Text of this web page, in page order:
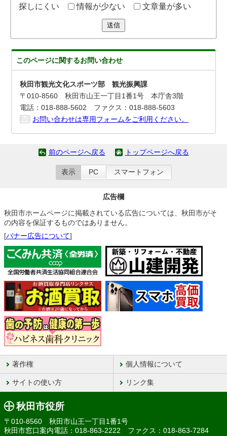
探しにくい
情報が少ない 文章量が多い
送信
このページに関するお問い合わせ
秋田市観光文化スポーツ部 観光振興課
〒010-8560 秋田市山王一丁目1番1号 本庁舎3階
電話：018-888-5602 ファクス：018-888-5603
お問い合わせは専用フォームをご利用ください。
前のページへ戻る トップページへ戻る
表示 PC スマートフォン
広告欄
秋田市ホームページに掲載されている広告については、秋田市がそ
の内容を保証するものではありません。
[バナー広告について]
著作権 個人情報について
サイトの使い方 リンク集
秋田市役所
〒010-8560 秋田市山王一丁目1番1号
秋田市窓口案内電話：018-863-2222 ファクス：018-863-7284